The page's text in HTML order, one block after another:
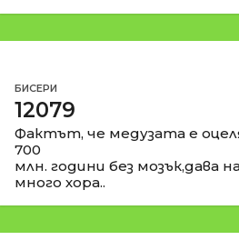
БИСЕРИ
12079
Фактът, че медузата е
700
млн. години без мозък,дава
много хора..